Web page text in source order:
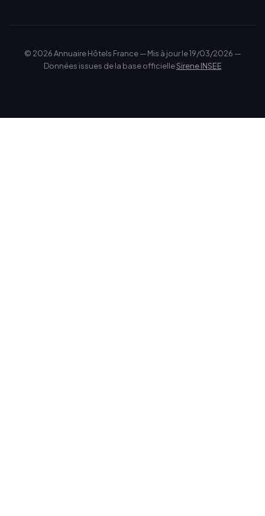
© 2026 Annuaire Hôtels France — Mis à jour le 19/03/2026 —
Données issues de la base officielleSirene INSEE